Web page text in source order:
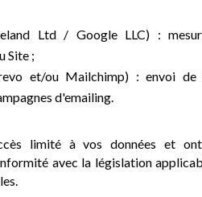
Ltd / Google LLC) :
Site ;
et/ou Mailchimp) : envoi de
d'emailing.
limité à vos données et
avec la législation